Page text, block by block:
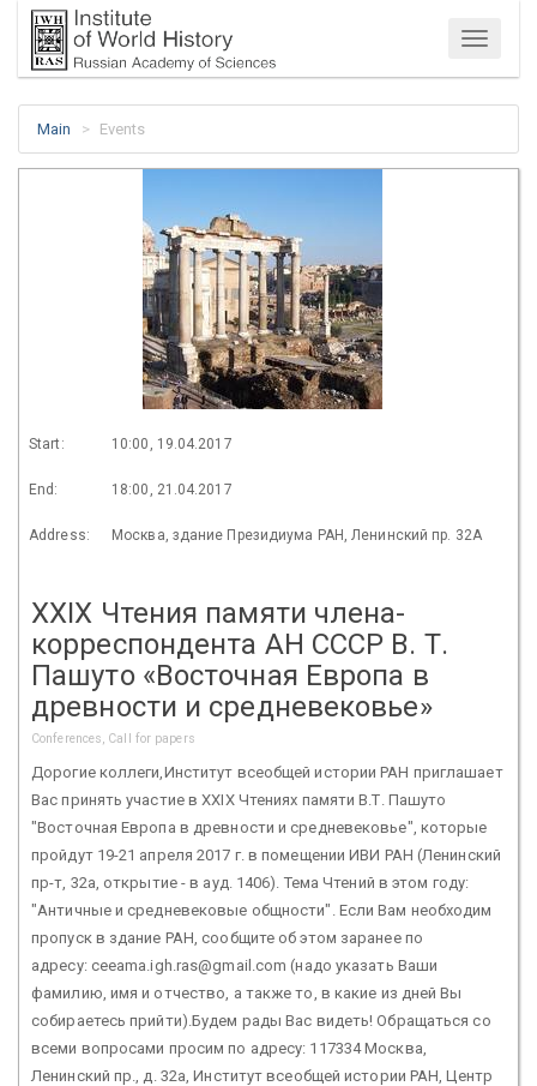
Menu
Main Events
Start: 10:00, 19.04.2017
End: 18:00, 21.04.2017
Address: Москва, здание Президиума РАН, Ленинский пр. 32А
XXIХ Чтения памяти члена-
корреспондента АН СССР В. Т.
Пашуто «Восточная Европа в
древности и средневековье»
Conferences, Call for papers
Дорогие коллеги,Институт всеобщей истории РАН приглашает
Вас принять участие в XXIX Чтениях памяти В.Т. Пашуто
"Восточная Европа в древности и средневековье", которые
пройдут 19-21 апреля 2017 г. в помещении ИВИ РАН (Ленинский
пр-т, 32а, открытие - в ауд. 1406). Тема Чтений в этом году:
"Античные и средневековые общности". Если Вам необходим
пропуск в здание РАН, сообщите об этом заранее по
адресу: ceeama.igh.ras@gmail.com (надо указать Ваши
фамилию, имя и отчество, а также то, в какие из дней Вы
собираетесь прийти).Будем рады Вас видеть! Обращаться со
всеми вопросами просим по адресу: 117334 Москва,
Ленинский пр., д. 32а, Институт всеобщей истории РАН, Центр